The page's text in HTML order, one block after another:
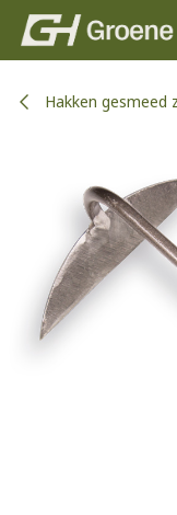
Overslaan naar inhoud
Hakken gesmeed